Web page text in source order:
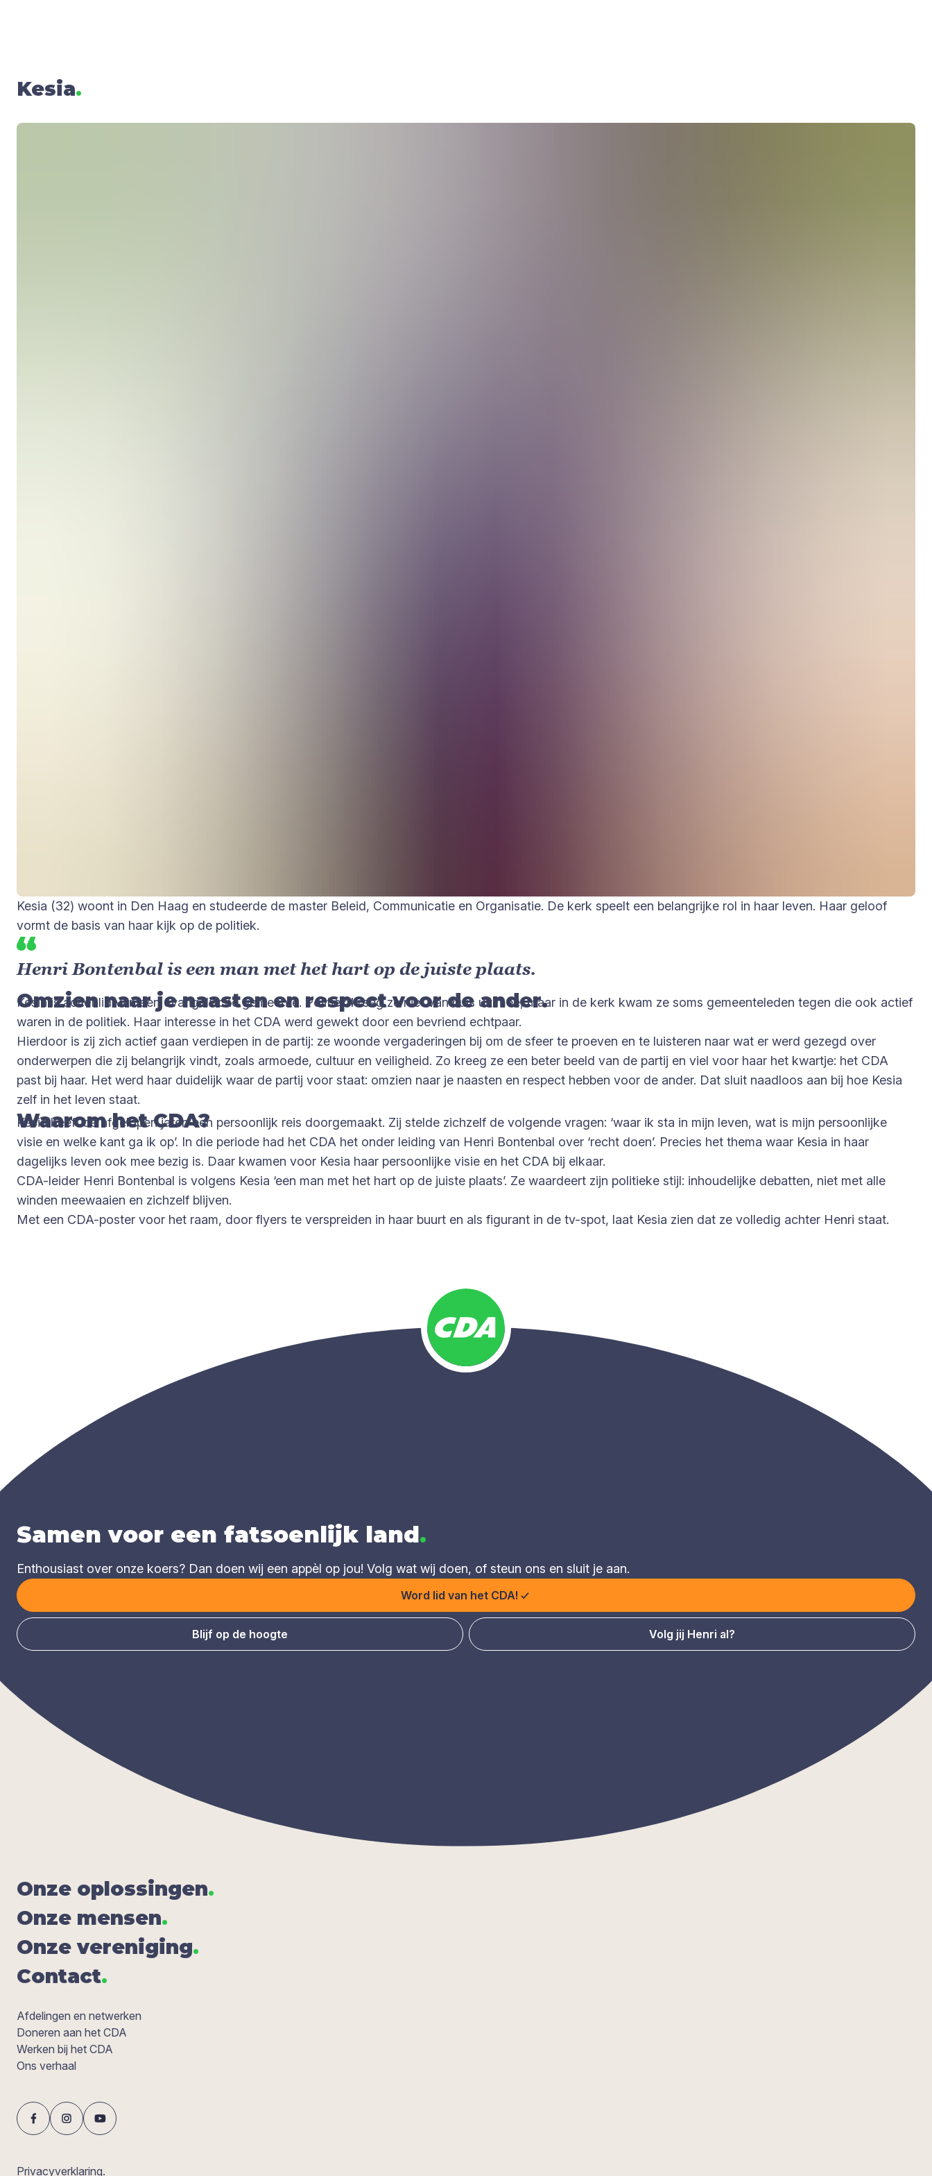
Kesia.
Kesia (32) woont in Den Haag en studeerde de master Beleid, Communicatie en Organisatie. De kerk speelt een belangrijke rol in haar leven. Haar geloof
vormt de basis van haar kijk op de politiek.
Henri Bontenbal is een man met het hart op de juiste plaats.
Omzien naar je naasten en respect voor de ander.
Kesia is actief lid van een evangelische gemeente. Politiek kreeg ze niet van huis uit mee, maar in de kerk kwam ze soms gemeenteleden tegen die ook actief
waren in de politiek. Haar interesse in het CDA werd gewekt door een bevriend echtpaar.
Hierdoor is zij zich actief gaan verdiepen in de partij: ze woonde vergaderingen bij om de sfeer te proeven en te luisteren naar wat er werd gezegd over
onderwerpen die zij belangrijk vindt, zoals armoede, cultuur en veiligheid. Zo kreeg ze een beter beeld van de partij en viel voor haar het kwartje: het CDA
past bij haar. Het werd haar duidelijk waar de partij voor staat: omzien naar je naasten en respect hebben voor de ander. Dat sluit naadloos aan bij hoe Kesia
zelf in het leven staat.
Waarom het CDA?
Kesia heeft de afgelopen jaren een persoonlijk reis doorgemaakt. Zij stelde zichzelf de volgende vragen: ‘waar ik sta in mijn leven, wat is mijn persoonlijke
visie en welke kant ga ik op’. In die periode had het CDA het onder leiding van Henri Bontenbal over ‘recht doen’. Precies het thema waar Kesia in haar
dagelijks leven ook mee bezig is. Daar kwamen voor Kesia haar persoonlijke visie en het CDA bij elkaar.
CDA-leider Henri Bontenbal is volgens Kesia ‘een man met het hart op de juiste plaats’. Ze waardeert zijn politieke stijl: inhoudelijke debatten, niet met alle
winden meewaaien en zichzelf blijven.
Met een CDA-poster voor het raam, door flyers te verspreiden in haar buurt en als figurant in de tv-spot, laat Kesia zien dat ze volledig achter Henri staat.
Samen voor een fatsoenlijk land.
Enthousiast over onze koers? Dan doen wij een appèl op jou! Volg wat wij doen, of steun ons en sluit je aan.
Word lid van het CDA!
Blijf op de hoogte Volg jij Henri al?
Onze oplos­sin­gen.
Onze men­sen.
Onze ver­e­ni­ging.
Con­tact.
Afdelingen en netwerken
Doneren aan het CDA
Werken bij het CDA
Ons verhaal
Privacyverklaring.